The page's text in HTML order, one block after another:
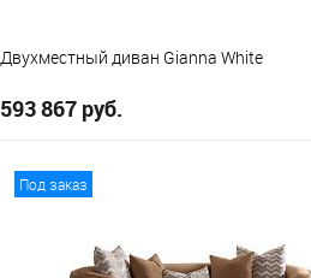
Двухместный диван Gianna White
593 867 руб.
В избранное
Под заказ